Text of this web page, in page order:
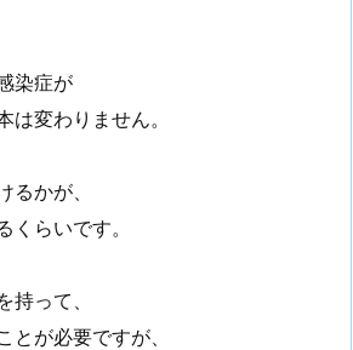
染症が
は変わりません。
るかが、
くらいです。
持って、
とが必要ですが、